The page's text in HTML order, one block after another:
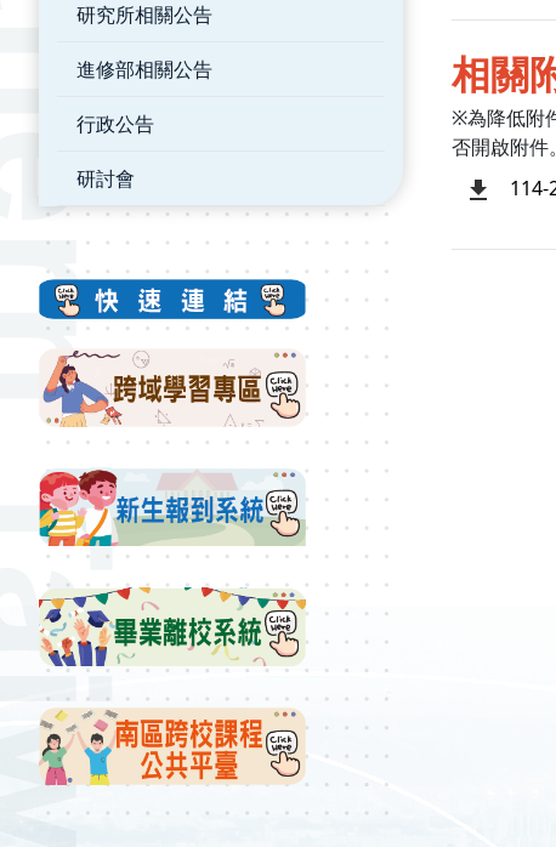
研究所相關公告
進修部相關公告
行政公告
研討會
相關
※為降低附
否開啟附件。
114-